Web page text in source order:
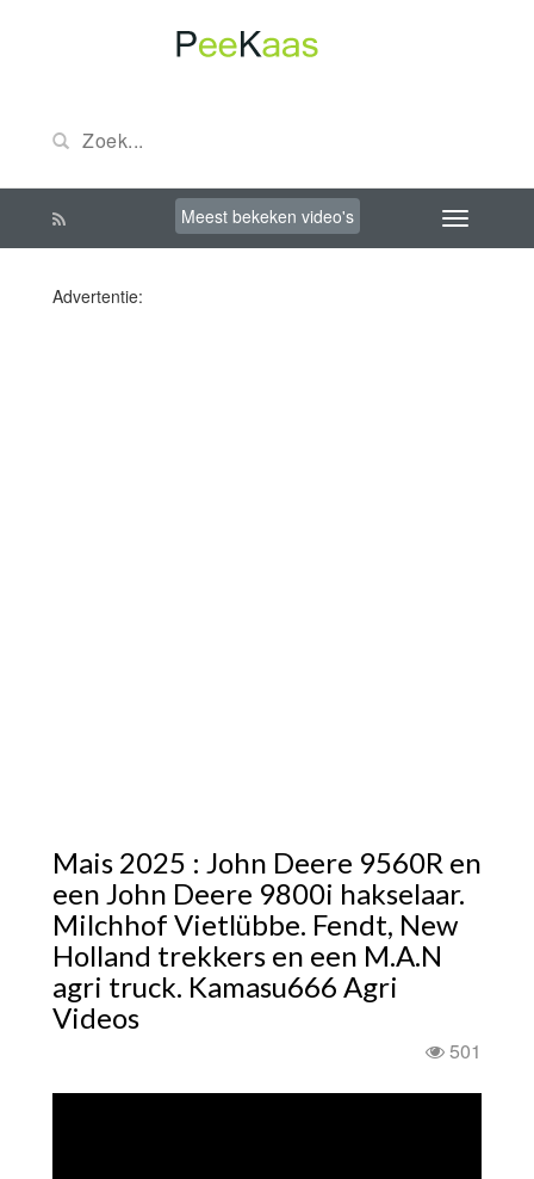
Meest bekeken video's
Advertentie:
Mais 2025 : John Deere 9560R en
een John Deere 9800i hakselaar.
Milchhof Vietlübbe. Fendt, New
Holland trekkers en een M.A.N
agri truck. Kamasu666 Agri
Videos
501